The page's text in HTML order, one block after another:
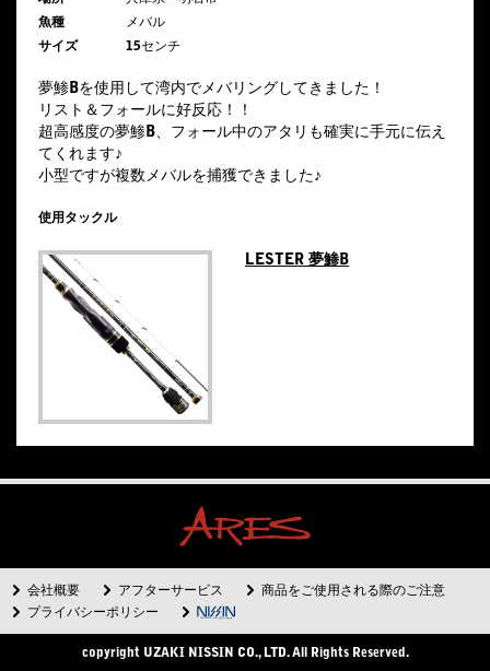
魚種
メバル
サイズ
15センチ
夢鯵Bを使用して湾内でメバリングしてきました！
リスト＆フォールに好反応！！
超高感度の夢鯵B、フォール中のアタリも確実に手元に伝え
てくれます♪
小型ですが複数メバルを捕獲できました♪
使用タックル
LESTER 夢鯵B
会社概要 アフターサービス
商品をご使用される際のご注意
プライバシーポリシー
copyright UZAKI NISSIN CO., LTD. All Rights Reserved.